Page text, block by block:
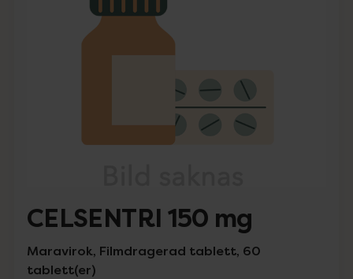
Lista: . Innehåller 1 objekt.
CELSENTRI 150 mg
Maravirok, Filmdragerad tablett, 60
tablett(er)